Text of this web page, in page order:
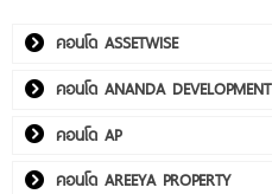
คอนโด ASSETWISE
คอนโด ANANDA DEVELOPMENT
คอนโด AP
คอนโด AREEYA PROPERTY